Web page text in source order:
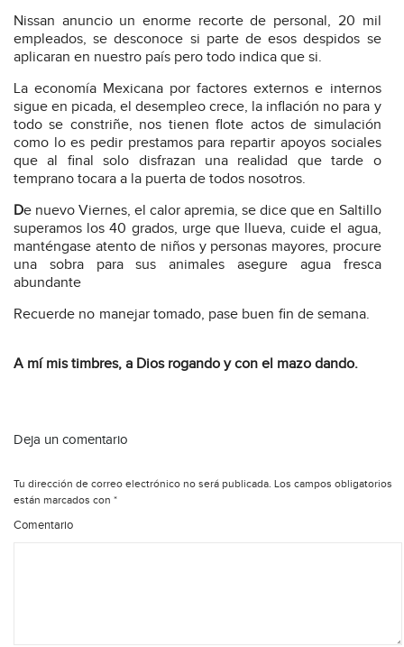
Nissan anuncio un enorme recorte de personal, 20 mil
empleados, se desconoce si parte de esos despidos se
aplicaran en nuestro país pero todo indica que si.
La economía Mexicana por factores externos e internos
sigue en picada, el desempleo crece, la inflación no para y
todo se constriñe, nos tienen flote actos de simulación
como lo es pedir prestamos para repartir apoyos sociales
que al final solo disfrazan una realidad que tarde o
temprano tocara a la puerta de todos nosotros.
De nuevo Viernes, el calor apremia, se dice que en Saltillo
superamos los 40 grados, urge que llueva, cuide el agua,
manténgase atento de niños y personas mayores, procure
una sobra para sus animales asegure agua fresca
abundante
Recuerde no manejar tomado, pase buen fin de semana.
A mí mis timbres, a Dios rogando y con el mazo dando.
Deja un comentario
Tu dirección de correo electrónico no será publicada. Los campos obligatorios
están marcados con *
Comentario